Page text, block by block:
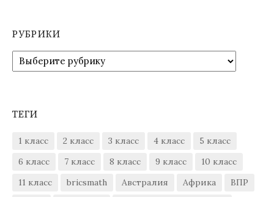
РУБРИКИ
Рубрики
ТЕГИ
1 класс 2 класс 3 класс 4 класс
5 класс
6 класс
7 класс 8 класс 9 класс
10 класс
11 класс
bricsmath Австралия Африка
ВПР